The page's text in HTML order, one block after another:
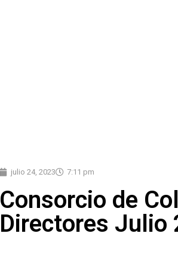
julio 24, 2023 7:11 pm
Consorcio de
Directores Julio